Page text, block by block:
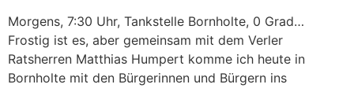
Morgens, 7:30 Uhr, Tankstelle Bornholte, 0 Grad…
Frostig ist es, aber gemeinsam mit dem Verler
Ratsherren Matthias Humpert komme ich heute in
Bornholte mit den Bürgerinnen und Bürgern ins